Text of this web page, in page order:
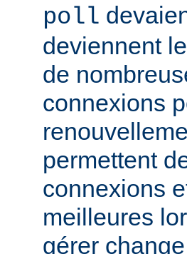
poll
deviennent
de
connexions
permettent
connexions
meilleures
gérer